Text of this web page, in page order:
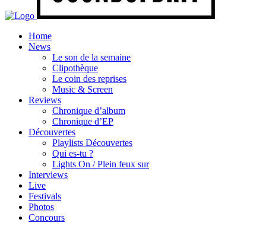
Home
News
Le son de la semaine
Clipothèque
Le coin des reprises
Music & Screen
Reviews
Chronique d’album
Chronique d’EP
Découvertes
Playlists Découvertes
Qui es-tu ?
Lights On / Plein feux sur
Interviews
Live
Festivals
Photos
Concours